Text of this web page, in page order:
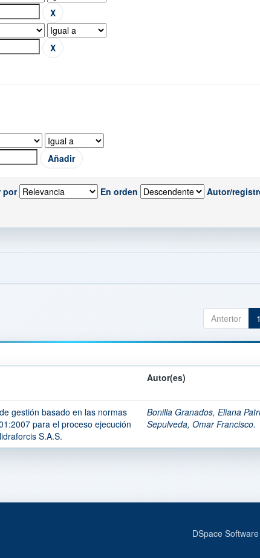
por En orden Autor/
Anterior 1
Autor(es)
gestión basado en las normas
para el proceso ejecución
S.A.S.
Bonilla Granados, Eliana
Sepulveda, Omar Francisco.
DSpace Software